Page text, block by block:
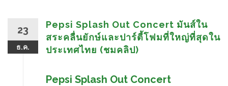
23
ธ.ค.
Pepsi Splash Out Concert มันส์ใน
สระคลื่นยักษ์และปาร์ตี้โฟมที่ใหญ่ที่สุดใน
ประเทศไทย (ชมคลิป)
Pepsi Splash Out Concert